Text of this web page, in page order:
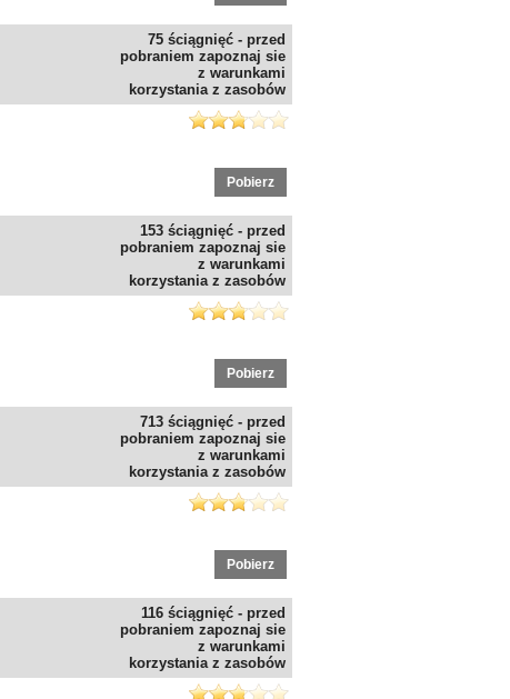
75 ściągnięć - przed
pobraniem zapoznaj sie
z warunkami
korzystania z zasobów
Pobierz
153 ściągnięć - przed
pobraniem zapoznaj sie
z warunkami
korzystania z zasobów
Pobierz
713 ściągnięć - przed
pobraniem zapoznaj sie
z warunkami
korzystania z zasobów
Pobierz
116 ściągnięć - przed
pobraniem zapoznaj sie
z warunkami
korzystania z zasobów